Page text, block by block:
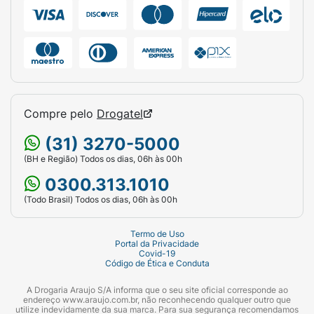
escova de cerdas macias. Deixe secar sempre
Ficha Técnica:
Marca:Ipanema.
Linha:Casual.
Gênero:Masculino.
Cor da Palmilha:Marrom.
Marrom (Larga e texturizada).
PVC / Borracha flexível de alta
Tipo de Solado:Antiderrapante.
Compre pelo Drogatel
(31) 3270-5000
(BH e Região) Todos os dias, 06h às 00h
0300.313.1010
(Todo Brasil) Todos os dias, 06h às 00h
Termo de Uso
Portal da Privacidade
Covid-19
Código de Ética e Conduta
A Drogaria Araujo S/A informa que o seu site oficial corresponde ao
endereço www.araujo.com.br, não reconhecendo qualquer outro que
utilize indevidamente da sua marca. Para sua segurança recomendamos